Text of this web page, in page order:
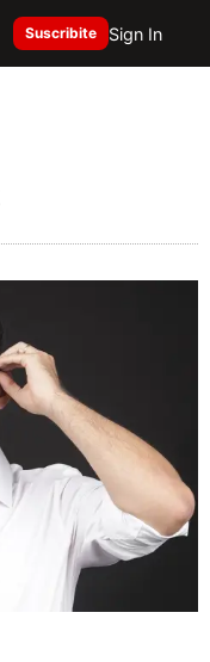
Suscribite Sign In